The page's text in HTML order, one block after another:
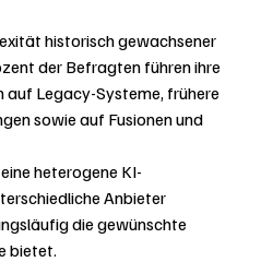
historisch gewachsener
der Befragten führen ihre
Legacy-Systeme, frühere
sowie auf Fusionen und
heterogene KI-
Anbieter
die gewünschte
bietet.